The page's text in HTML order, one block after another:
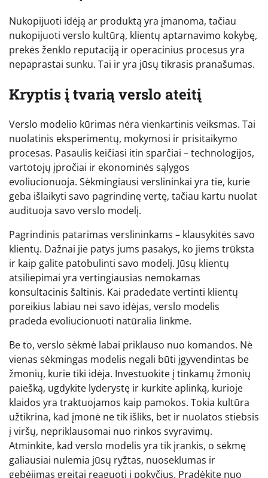
Nukopijuoti idėją ar produktą yra įmanoma, tačiau
nukopijuoti verslo kultūrą, klientų aptarnavimo kokybę,
prekės ženklo reputaciją ir operacinius procesus yra
nepaprastai sunku. Tai ir yra jūsų tikrasis pranašumas.
Kryptis į tvarią verslo ateitį
Verslo modelio kūrimas nėra vienkartinis veiksmas. Tai
nuolatinis eksperimentų, mokymosi ir prisitaikymo
procesas. Pasaulis keičiasi itin sparčiai – technologijos,
vartotojų įpročiai ir ekonominės sąlygos
evoliucionuoja. Sėkmingiausi verslininkai yra tie, kurie
geba išlaikyti savo pagrindinę vertę, tačiau kartu nuolat
audituoja savo verslo modelį.
Pagrindinis patarimas verslininkams – klausykitės savo
klientų. Dažnai jie patys jums pasakys, ko jiems trūksta
ir kaip galite patobulinti savo modelį. Jūsų klientų
atsiliepimai yra vertingiausias nemokamas
konsultacinis šaltinis. Kai pradedate vertinti klientų
poreikius labiau nei savo idėjas, verslo modelis
pradeda evoliucionuoti natūralia linkme.
Be to, verslo sėkmė labai priklauso nuo komandos. Nė
vienas sėkmingas modelis negali būti įgyvendintas be
žmonių, kurie tiki idėja. Investuokite į tinkamų žmonių
paiešką, ugdykite lyderystę ir kurkite aplinką, kurioje
klaidos yra traktuojamos kaip pamokos. Tokia kultūra
užtikrina, kad įmonė ne tik išliks, bet ir nuolatos stiebsis
į viršų, nepriklausomai nuo rinkos svyravimų.
Atminkite, kad verslo modelis yra tik įrankis, o sėkmę
galiausiai nulemia jūsų ryžtas, nuoseklumas ir
gebėjimas greitai reaguoti į pokyčius. Pradėkite nuo